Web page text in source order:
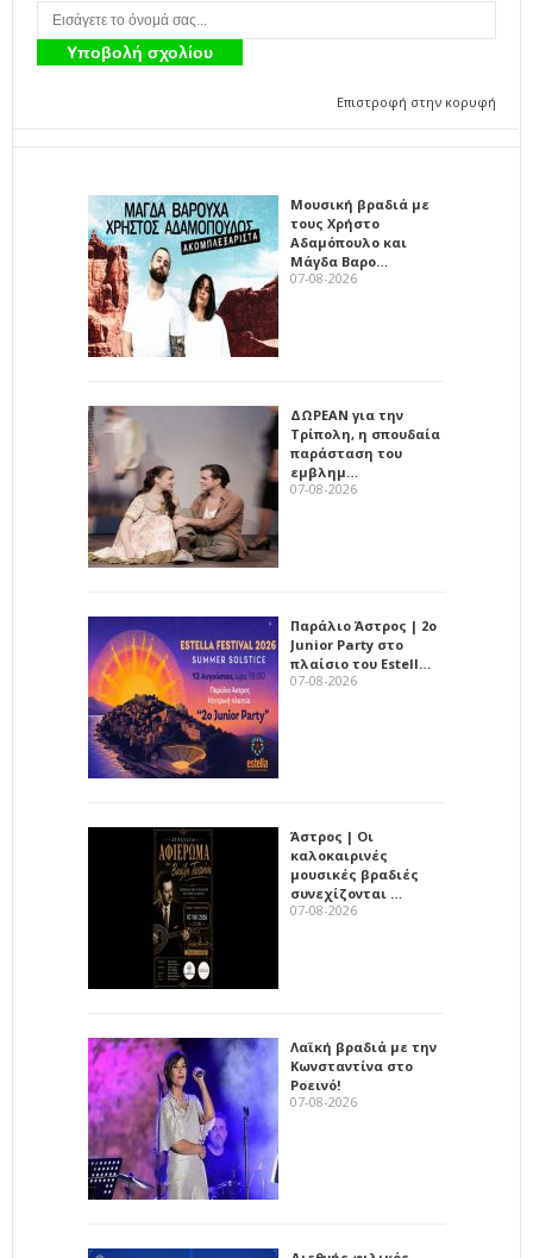
Επιστροφή στην κορυφή
Μουσική βραδιά με
τους Χρήστο
Αδαμόπουλο και
Μάγδα Βαρο…
07-08-2026
ΔΩΡΕΑΝ για την
Τρίπολη, η σπουδαία
παράσταση του
εμβλημ…
07-08-2026
Παράλιο Άστρος | 2ο
Junior Party στο
πλαίσιο του Estell…
07-08-2026
Άστρος | Οι
καλοκαιρινές
μουσικές βραδιές
συνεχίζονται …
07-08-2026
Λαϊκή βραδιά με την
Κωνσταντίνα στο
Ροεινό!
07-08-2026